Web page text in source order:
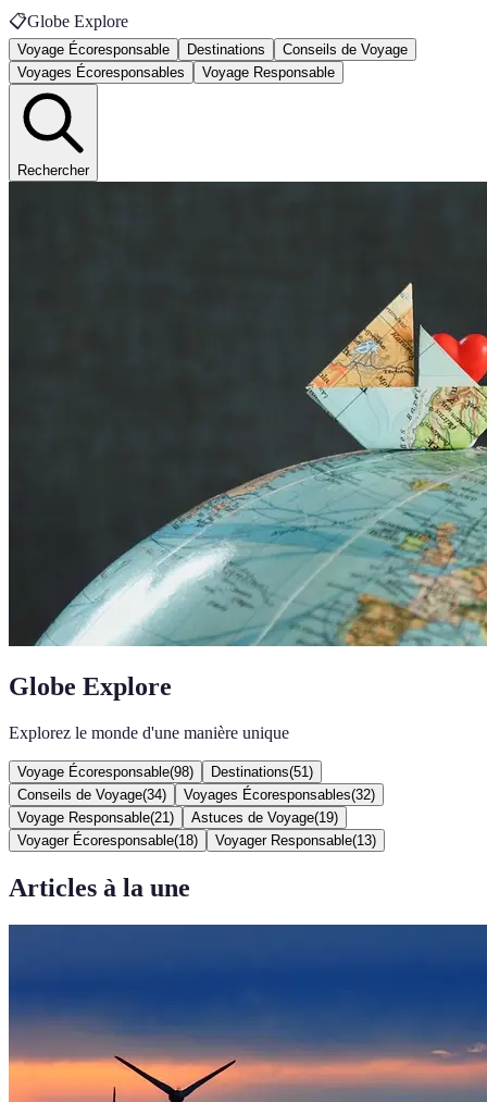
📋Globe Explore
Voyage Écoresponsable Destinations
Conseils de Voyage
Voyages Écoresponsables
Voyage Responsable
Rechercher
Globe Explore
Explorez le monde d'une manière unique
Voyage Écoresponsable(98) Destinations(51 )
Conseils de Voyage(34) Voyages Écoresponsables(32)
Voyage Responsable(21 ) Astuces de Voyage(19)
Voyager Écoresponsable(18) Voyager Responsable(13)
Articles à la une